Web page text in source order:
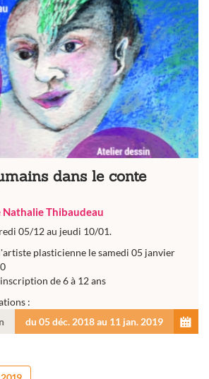
dans le conte
Thibaudeau
05/12 au jeudi 10/01.
plasticienne le samedi 05 janvier
de 6 à 12 ans
:
Centre Tarn
du 05 déc. 2018 au 11 jan. 2019